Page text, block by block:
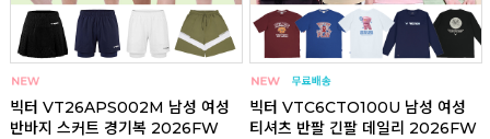
빅터 VT26APS002M 남성 여성
반바지 스커트 경기복 2026FW
빅터 VTC6CTO100U 남성 여성
티셔츠 반팔 긴팔 데일리 2026FW